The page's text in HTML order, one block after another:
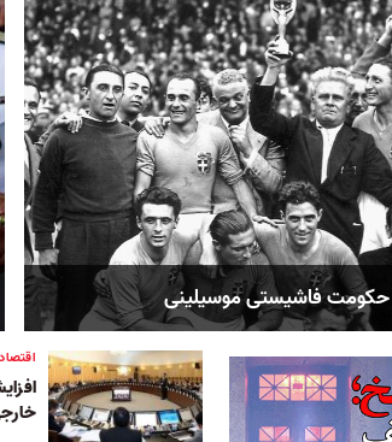
حکومت فاشیستی موسیلینی
اقتصاد